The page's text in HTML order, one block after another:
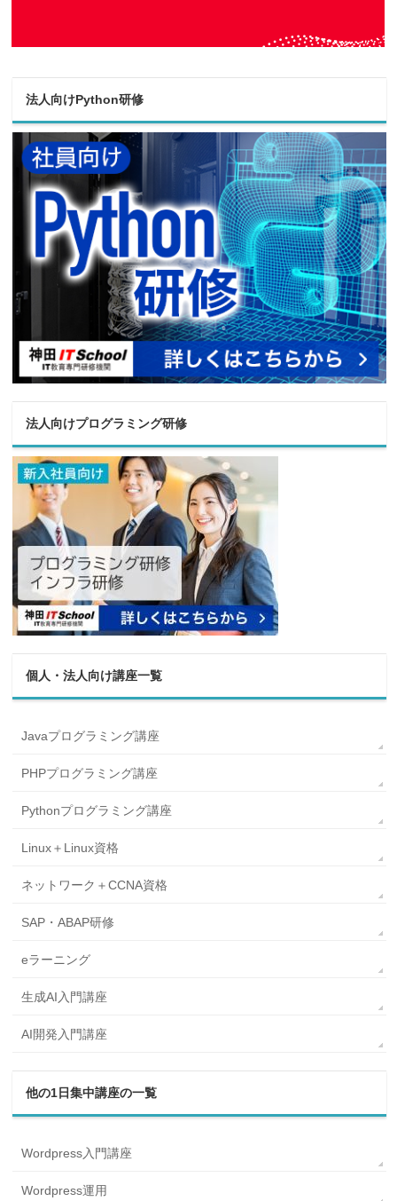
法人向けPython研修
法人向けプログラミング研修
個人・法人向け講座一覧
Javaプログラミング講座
PHPプログラミング講座
Pythonプログラミング講座
Linux＋Linux資格
ネットワーク＋CCNA資格
SAP・ABAP研修
eラーニング
生成AI入門講座
AI開発入門講座
他の1日集中講座の一覧
Wordpress入門講座
Wordpress運用